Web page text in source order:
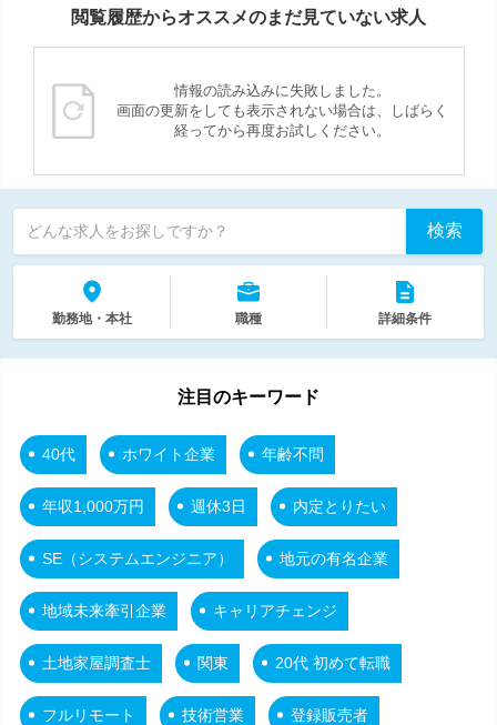
閲覧履歴からオススメのまだ見ていない求人
情報の読み込みに失敗しました。
画面の更新をしても表示されない場合は、しばらく
経ってから再度お試しください。
どんな求人をお探しですか？ 検索
勤務地・本社 職種 詳細条件
注目のキーワード
40代 ホワイト企業 年齢不問
年収1,000万円 週休3日 内定とりたい
SE（システムエンジニア） 地元の有名企業
地域未来牽引企業 キャリアチェンジ
土地家屋調査士 関東 20代 初めて転職
フルリモート 技術営業 登録販売者